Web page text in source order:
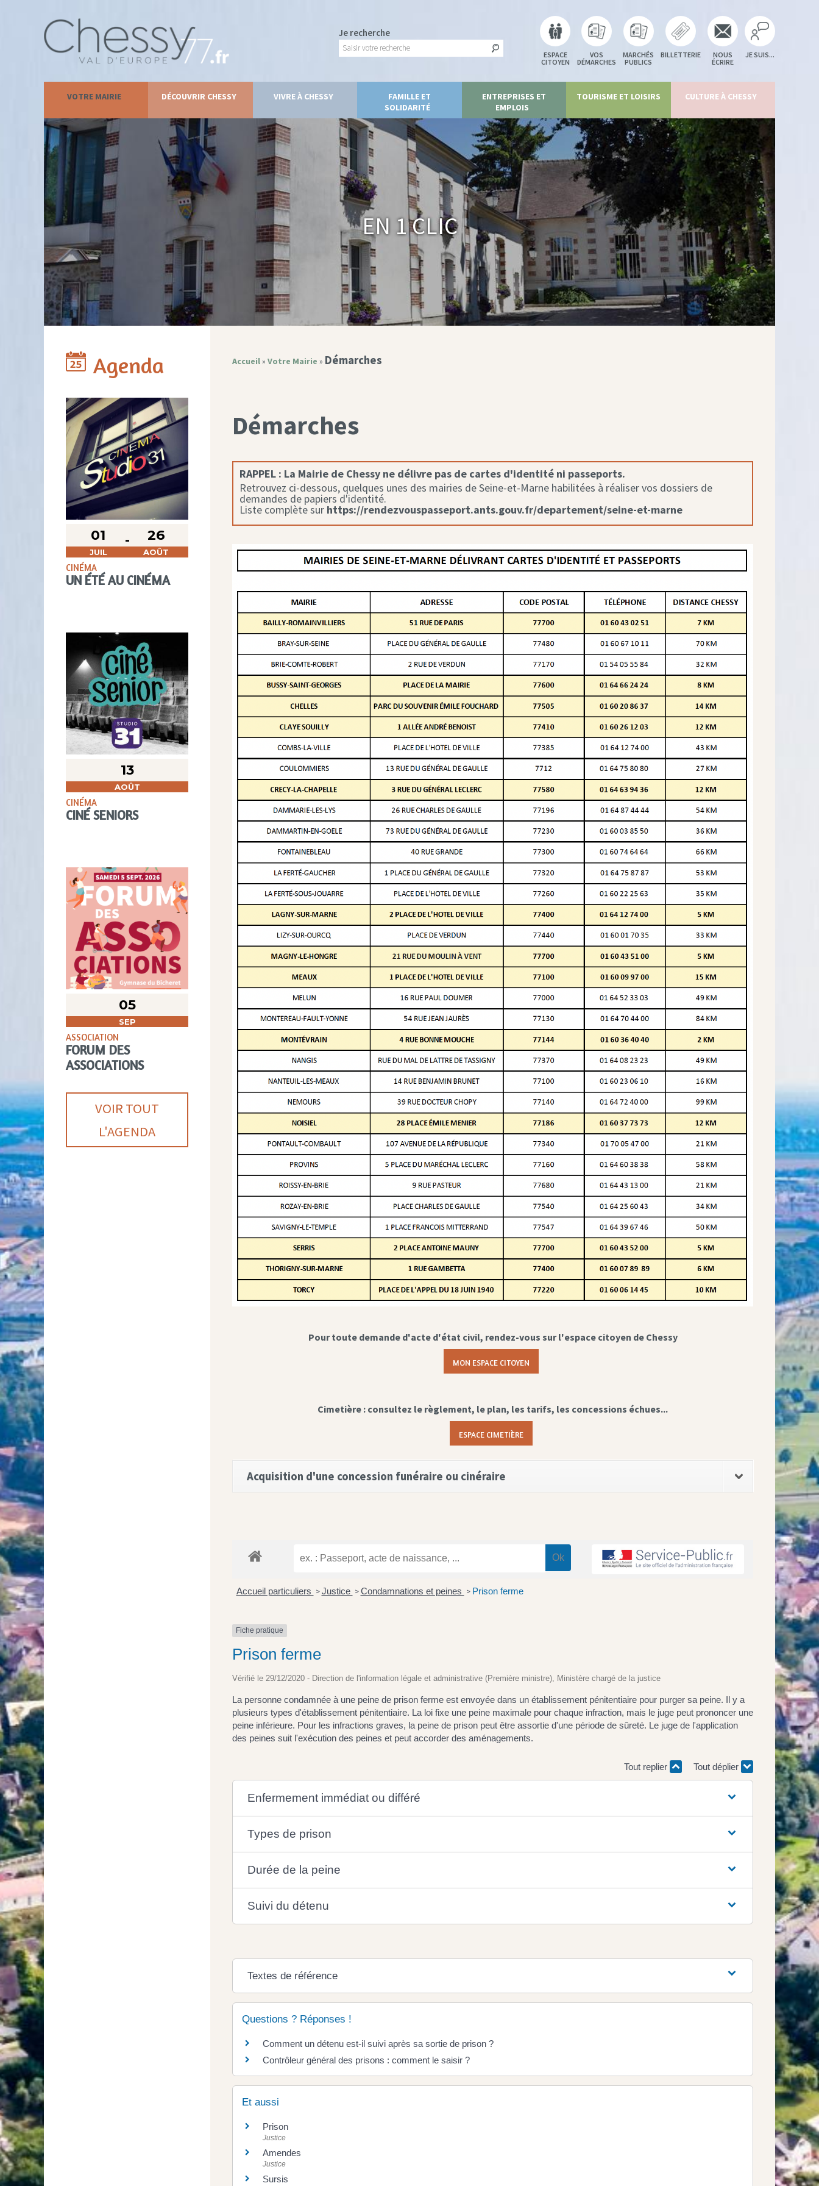
Je recherche
ESPACE
CITOYEN
VOS
DÉMARCHES
MARCHÉS
PUBLICS
BILLETTERIE
NOUS
ÉCRIRE
JE SUIS...
VOTRE MAIRIE DÉCOUVRIR CHESSY VIVRE À CHESSY
FAMILLE ET
SOLIDARITÉ
ENTREPRISES ET
EMPLOIS
TOURISME ET LOISIRS CULTURE À CHESSY
En 1 clic
Agenda
01
JUIL
26
AOÛT
CINÉMA
UN ÉTÉ AU CINÉMA
13
AOÛT
CINÉMA
CINÉ SENIORS
05
SEP
ASSOCIATION
FORUM DES
ASSOCIATIONS
VOIR TOUT
L'AGENDA
Accueil» Votre Mairie » Démarches
Démarches
RAPPEL : La Mairie de Chessy ne délivre pas de cartes d'identité ni passeports.
Retrouvez ci-dessous, quelques unes des mairies de Seine-et-Marne habilitées à réaliser vos dossiers de
demandes de papiers d'identité.
Liste complète sur https://rendezvouspasseport.ants.gouv.fr/departement/seine-et-marne
Pour toute demande d'acte d'état civil, rendez-vous sur l'espace citoyen de Chessy
MON ESPACE CITOYEN
Cimetière : consultez le règlement, le plan, les tarifs, les concessions échues...
ESPACE CIMETIÈRE
Acquisition d'une concession funéraire ou cinéraire
Accueil particuliers > Justice > Condamnations et peines > Prison ferme
Fiche pratique
Prison ferme
Vérifié le 29/12/2020 - Direction de l'information légale et administrative (Première ministre), Ministère chargé de la justice
La personne condamnée à une peine de prison ferme est envoyée dans un établissement pénitentiaire pour purger sa peine. Il y a
plusieurs types d'établissement pénitentiaire. La loi fixe une peine maximale pour chaque infraction, mais le juge peut prononcer une
peine inférieure. Pour les infractions graves, la peine de prison peut être assortie d'une période de sûreté. Le juge de l'application
des peines suit l'exécution des peines et peut accorder des aménagements.
Tout replier Tout déplier
Enfermement immédiat ou différé
Types de prison
Durée de la peine
Suivi du détenu
Textes de référence
Questions ? Réponses !
Comment un détenu est-il suivi après sa sortie de prison ?
Contrôleur général des prisons : comment le saisir ?
Et aussi
Prison
Justice
Amendes
Justice
Sursis